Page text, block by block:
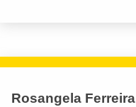
Rosangela